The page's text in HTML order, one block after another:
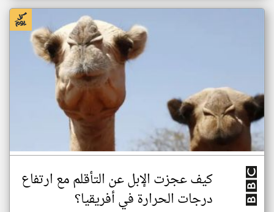
كيف عجزت الإبل عن التأقلم مع ارتفاع
درجات الحرارة في أفريقيا؟